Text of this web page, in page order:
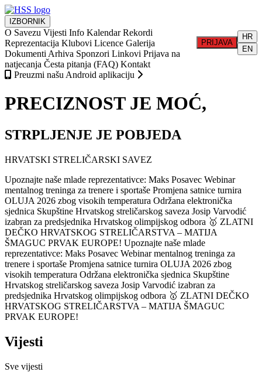
IZBORNIK
O Savezu Vijesti Info Kalendar Rekordi
Reprezentacija Klubovi Licence Galerija
Dokumenti Arhiva Sponzori Linkovi Prijava na
natjecanja Česta pitanja (FAQ) Kontakt
PRIJAVA
HR
EN
Preuzmi našu Android aplikaciju
PRECIZNOST JE MOĆ,
STRPLJENJE JE POBJEDA
HRVATSKI STRELIČARSKI SAVEZ
Upoznajte naše mlade reprezentativce: Maks Posavec Webinar
mentalnog treninga za trenere i sportaše Promjena satnice turnira
OLUJA 2026 zbog visokih temperatura Održana elektronička
sjednica Skupštine Hrvatskog streličarskog saveza Josip Varvodić
izabran za predsjednika Hrvatskog olimpijskog odbora 🥇 ZLATNI
DEČKO HRVATSKOG STRELIČARSTVA – MATIJA
ŠMAGUC PRVAK EUROPE! Upoznajte naše mlade
reprezentativce: Maks Posavec Webinar mentalnog treninga za
trenere i sportaše Promjena satnice turnira OLUJA 2026 zbog
visokih temperatura Održana elektronička sjednica Skupštine
Hrvatskog streličarskog saveza Josip Varvodić izabran za
predsjednika Hrvatskog olimpijskog odbora 🥇 ZLATNI DEČKO
HRVATSKOG STRELIČARSTVA – MATIJA ŠMAGUC
PRVAK EUROPE!
Vijesti
Sve vijesti